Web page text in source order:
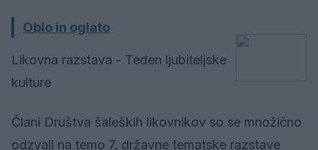
Oblo in oglato
Likovna razstava - Teden ljubiteljske
kulture
Člani Društva šaleških likovnikov so se množično
odzvali na temo 7. državne tematske razstave